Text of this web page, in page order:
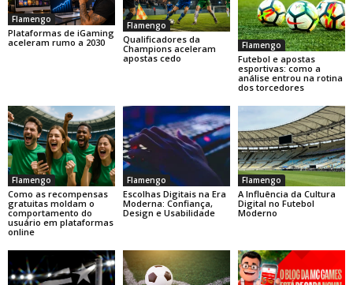
Flamengo
Plataformas de iGaming
aceleram rumo a 2030
Flamengo
Qualificadores da
Champions aceleram
apostas cedo
Flamengo
Futebol e apostas
esportivas: como a
análise entrou na rotina
dos torcedores
Flamengo
Como as recompensas
gratuitas moldam o
comportamento do
usuário em plataformas
online
Flamengo
Escolhas Digitais na Era
Moderna: Confiança,
Design e Usabilidade
Flamengo
A Influência da Cultura
Digital no Futebol
Moderno